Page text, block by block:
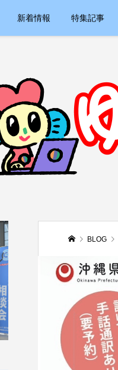
新着情報 特集記事
BLOG